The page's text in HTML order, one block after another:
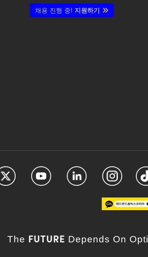
채용 진행 중! 지원하기
The FUTURE Depends On